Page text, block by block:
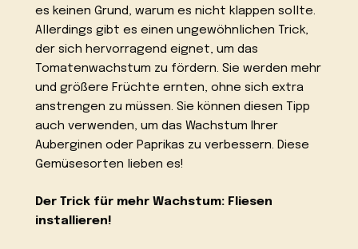
es keinen Grund, warum es nicht klappen sollte.
Allerdings gibt es einen ungewöhnlichen Trick,
der sich hervorragend eignet, um das
Tomatenwachstum zu fördern. Sie werden mehr
und größere Früchte ernten, ohne sich extra
anstrengen zu müssen. Sie können diesen Tipp
auch verwenden, um das Wachstum Ihrer
Auberginen oder Paprikas zu verbessern. Diese
Gemüsesorten lieben es!
Der Trick für mehr Wachstum: Fliesen
installieren!